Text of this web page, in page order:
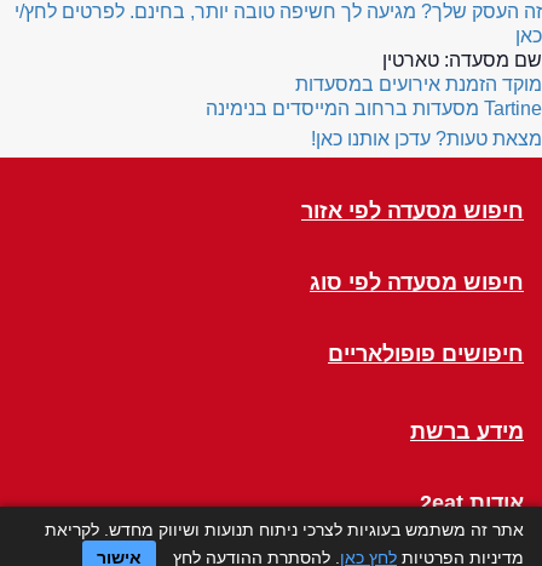
זה העסק שלך? מגיעה לך חשיפה טובה יותר, בחינם. לפרטים לחץ/י
כאן
שם מסעדה: טארטין
מוקד הזמנת אירועים במסעדות
Tartine מסעדות ברחוב המייסדים בנימינה
מצאת טעות? עדכן אותנו כאן!
חיפוש מסעדה לפי אזור
חיפוש מסעדה לפי סוג
חיפושים פופולאריים
מידע ברשת
אודות 2eat
אתר זה משתמש בעוגיות לצרכי ניתוח תנועות ושיווק מחדש. לקריאת
מדיניות הפרטיות לחץ כאן . להסתרת ההודעה לחץ אישור